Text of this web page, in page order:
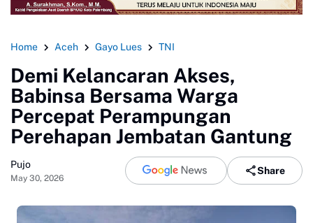
Home Aceh Gayo Lues TNI
Demi Kelancaran Akses,
Babinsa Bersama Warga
Percepat Perampungan
Perehapan Jembatan Gantung
Pujo
May 30, 2026
Share